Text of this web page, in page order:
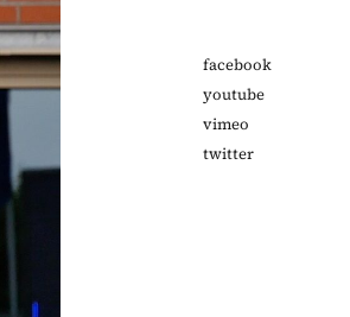
facebook
youtube
vimeo
twitter